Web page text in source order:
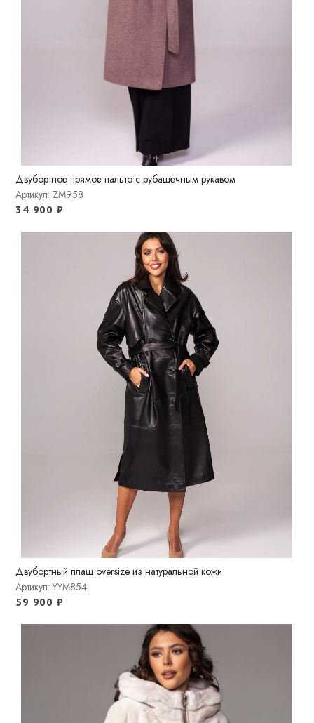
Двубортное прямое пальто с рубашечным рукавом
Артикул: ZM958
34 900 ₽
Двубортный плащ oversize из натуральной кожи
Артикул: YYM854
59 900 ₽